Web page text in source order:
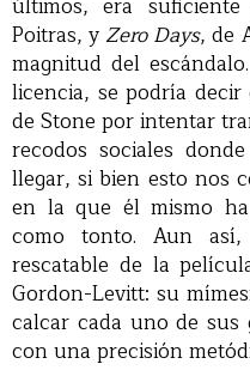
Poitras, y Zero Days, de
magnitud del
licencia, se podría decir
de Stone por intentar
recodos sociales
llegar, si bien esto nos
en la que él mismo
como tonto. Aun
rescatable de la
Gordon-Levitt: su
calcar cada uno de
con una precisión